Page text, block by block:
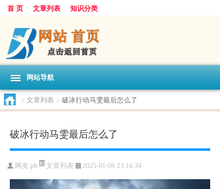
首 页 文章列表 知识分类
网站导航
> 文章列表 > 破冰行动马雯最后怎么了
破冰行动马雯最后怎么了
网友:pb 文章列表 2025-01-06 23:16:34